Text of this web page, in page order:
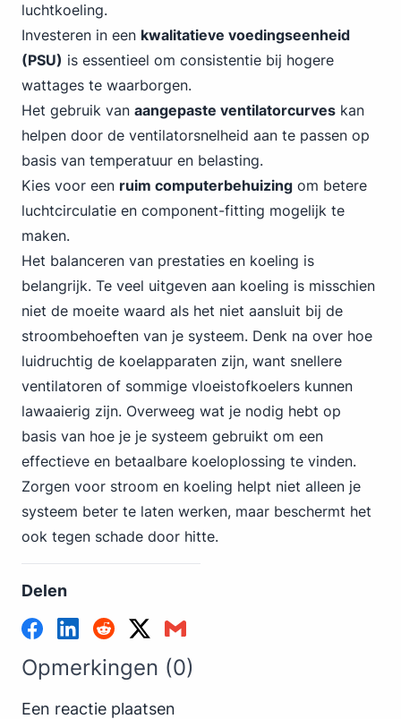
luchtkoeling.
Investeren in een kwalitatieve voedingseenheid
(PSU) is essentieel om consistentie bij hogere
wattages te waarborgen.
Het gebruik van aangepaste ventilatorcurves kan
helpen door de ventilatorsnelheid aan te passen op
basis van temperatuur en belasting.
Kies voor een ruim computerbehuizing om betere
luchtcirculatie en component-fitting mogelijk te
maken.
Het balanceren van prestaties en koeling is
belangrijk. Te veel uitgeven aan koeling is misschien
niet de moeite waard als het niet aansluit bij de
stroombehoeften van je systeem. Denk na over hoe
luidruchtig de koelapparaten zijn, want snellere
ventilatoren of sommige vloeistofkoelers kunnen
lawaaierig zijn. Overweeg wat je nodig hebt op
basis van hoe je je systeem gebruikt om een
effectieve en betaalbare koeloplossing te vinden.
Zorgen voor stroom en koeling helpt niet alleen je
systeem beter te laten werken, maar beschermt het
ook tegen schade door hitte.
Delen
Opmerkingen (0)
Een reactie plaatsen